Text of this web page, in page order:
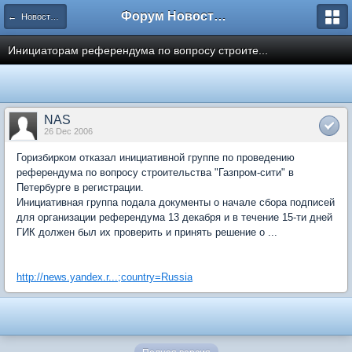
← Новости рынка недвижимости Форум Новостройки
Инициаторам референдума по вопросу строите...
NAS
26 Dec 2006
Горизбирком отказал инициативной группе по проведению
референдума по вопросу строительства "Газпром-сити" в
Петербурге в регистрации.
Инициативная группа подала документы о начале сбора подписей
для организации референдума 13 декабря и в течение 15-ти дней
ГИК должен был их проверить и принять решение о ...
http://news.yandex.r...;country=Russia